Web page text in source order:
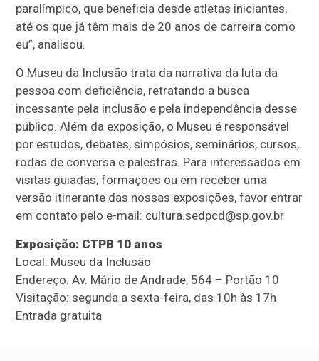
paralímpico, que beneficia desde atletas iniciantes,
até os que já têm mais de 20 anos de carreira como
eu”, analisou.
O Museu da Inclusão trata da narrativa da luta da
pessoa com deficiência, retratando a busca
incessante pela inclusão e pela independência desse
público. Além da exposição, o Museu é responsável
por estudos, debates, simpósios, seminários, cursos,
rodas de conversa e palestras. Para interessados em
visitas guiadas, formações ou em receber uma
versão itinerante das nossas exposições, favor entrar
em contato pelo e-mail: cultura.sedpcd@sp.gov.br
Exposição: CTPB 10 anos
Local: Museu da Inclusão
Endereço: Av. Mário de Andrade, 564 – Portão 10
Visitação: segunda a sexta-feira, das 10h às 17h
Entrada gratuita